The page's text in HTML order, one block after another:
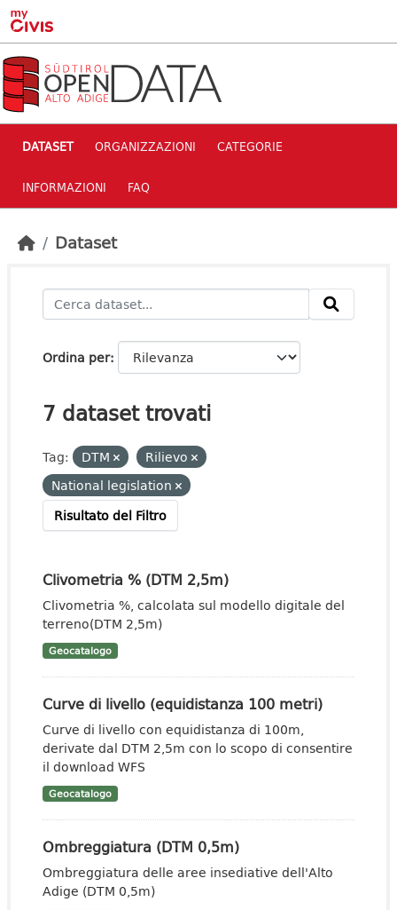
Skip to main content
DATASET ORGANIZZAZIONI CATEGORIE
INFORMAZIONI FAQ
Dataset
Ordina per
7 dataset trovati
Tag: DTM
Rilievo
National legislation
Risultato del Filtro
Clivometria % (DTM 2,5m)
Clivometria %, calcolata sul modello digitale del
terreno(DTM 2,5m)
Geocatalogo
Curve di livello (equidistanza 100 metri)
Curve di livello con equidistanza di 100m,
derivate dal DTM 2,5m con lo scopo di consentire
il download WFS
Geocatalogo
Ombreggiatura (DTM 0,5m)
Ombreggiatura delle aree insediative dell'Alto
Adige (DTM 0,5m)